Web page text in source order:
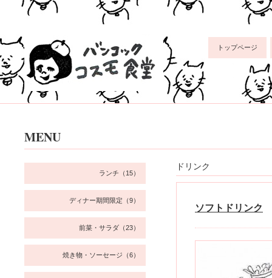
トップページ
ランチ（15）
ディナー期間限定（9）
前菜・サラダ（23）
焼き物・ソーセージ（6）
MENU
ドリンク
ソフトドリンク